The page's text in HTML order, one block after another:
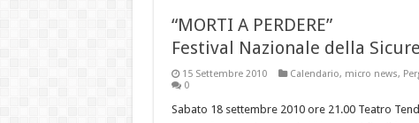
“MORTI A PERDERE”
Festival Nazionale della
15 Settembre 2010 Calendario, micro news,
0
Sabato 18 settembre 2010 ore 21.00 Teatro